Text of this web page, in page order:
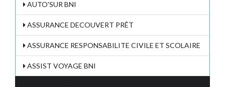
AUTO'SUR BNI
ASSURANCE DECOUVERT PRÊT
ASSURANCE RESPONSABILITE CIVILE ET SCOLAIRE
ASSIST VOYAGE BNI